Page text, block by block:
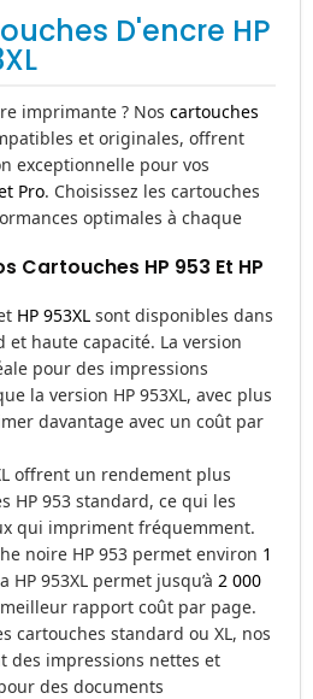
D'encre HP
imprimante ? Nos cartouches
et originales, offrent
exceptionnelle pour vos
Pro. Choisissez les cartouches
optimales à chaque
Cartouches HP 953 Et HP
HP 953XL sont disponibles dans
et haute capacité. La version
pour des impressions
la version HP 953XL, avec plus
davantage avec un coût par
offrent un rendement plus
HP 953 standard, ce qui les
qui impriment fréquemment.
noire HP 953 permet environ 1
HP 953XL permet jusqu’à 2 000
rapport coût par page.
cartouches standard ou XL, nos
des impressions nettes et
des documents